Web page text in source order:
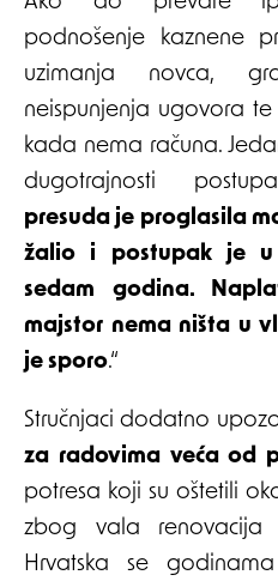
podnošenje kaznene
uzimanja novca,
neispunjenja ugovora
kada nema računa.
dugotrajnosti
presuda je proglasila
žalio i postupak je u
sedam godina.
majstor nema ništa u
je sporo.“
Stručnjaci dodatno
za radovima veća od
potresa koji su oštetili
zbog vala renovacija
Hrvatska se